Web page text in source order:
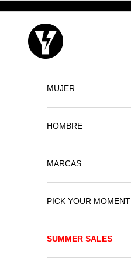
Yellowshop
MUJER
HOMBRE
MARCAS
PICK YOUR MOMENT
SUMMER SALES